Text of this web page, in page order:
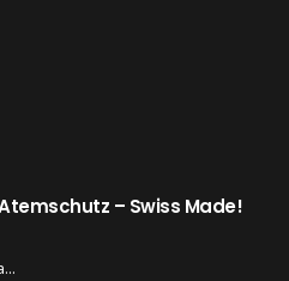
– Swiss Made!